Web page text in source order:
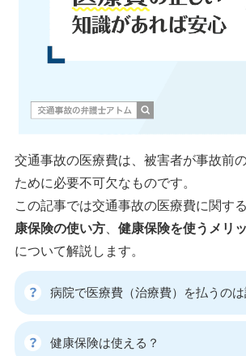
交通事故の医療費は、被害者が事故前
ために必要不可欠なものです。
この記事では交通事故の医療費に関する
康保険の使い方、 健康保険を使うメリ
について解説します。
病院で医療費（治療費）を払うのは
健康保険は使える？